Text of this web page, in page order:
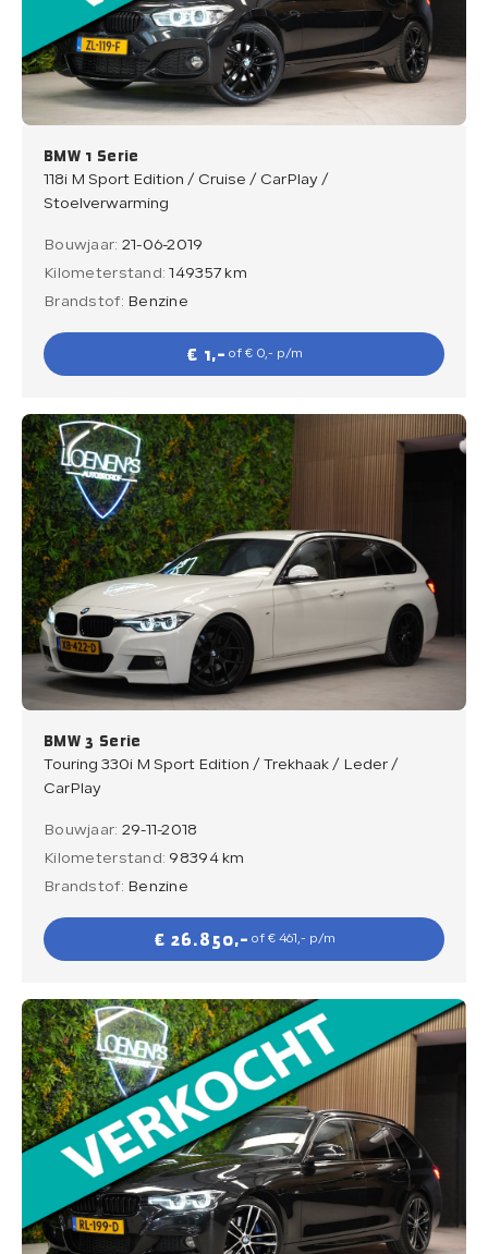
BMW 1 Serie
118i M Sport Edition / Cruise / CarPlay /
Stoelverwarming
Bouwjaar: 21-06-2019
Kilometerstand:149357 km
Brandstof: Benzine
€ 1,- of € 0,- p/m
BMW 3 Serie
Touring 330i M Sport Edition / Trekhaak / Leder /
CarPlay
Bouwjaar: 29-11-2018
Kilometerstand: 98394 km
Brandstof: Benzine
€ 26.850,- of € 461,- p/m